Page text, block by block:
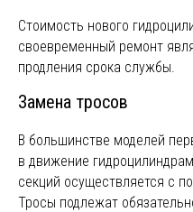
Стоимость нового
своевременный ремонт
продления срока службы.
Замена тросов
В большинстве моделей
в движение
секций осуществляется с
Тросы подлежат
СВЯЖИТЕСЬ
С НАМИ